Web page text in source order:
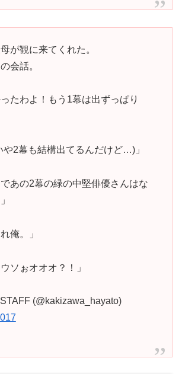
が観に来てくれた。
会話。
たわよ！もう1幕は出ずっぱり
や2幕も結構出てるんだけど…)」
あの2幕の緑の中堅俳優さんはな
俺。」
ソぉオオオ？！」
(@kakizawa_hayato)